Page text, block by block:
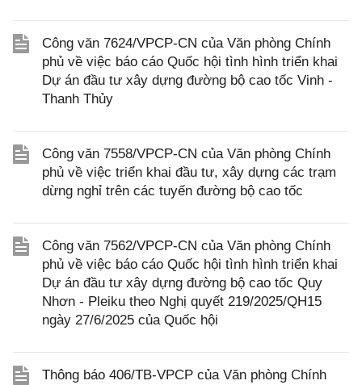
Công văn 7624/VPCP-CN của Văn phòng Chính
phủ về việc báo cáo Quốc hội tình hình triển khai
Dự án đầu tư xây dựng đường bộ cao tốc Vinh -
Thanh Thủy
Công văn 7558/VPCP-CN của Văn phòng Chính
phủ về việc triển khai đầu tư, xây dựng các trạm
dừng nghỉ trên các tuyến đường bộ cao tốc
Công văn 7562/VPCP-CN của Văn phòng Chính
phủ về việc báo cáo Quốc hội tình hình triển khai
Dự án đầu tư xây dựng đường bộ cao tốc Quy
Nhơn - Pleiku theo Nghị quyết 219/2025/QH15
ngày 27/6/2025 của Quốc hội
Thông báo 406/TB-VPCP của Văn phòng Chính